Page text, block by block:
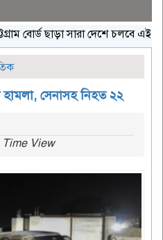
বোর্ড ছাড়া সারা দেশে চলবে এইচএসসি
হামলা, সেনাসহ নিহত ২২
Time View